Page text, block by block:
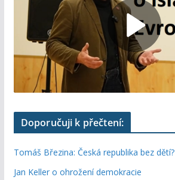
Doporučuji k přečtení:
Tomáš Březina: Česká republika bez dětí?
Jan Keller o ohrožení demokracie